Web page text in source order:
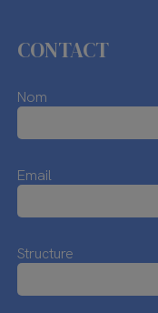
CONTACT
Nom
Email
Structure